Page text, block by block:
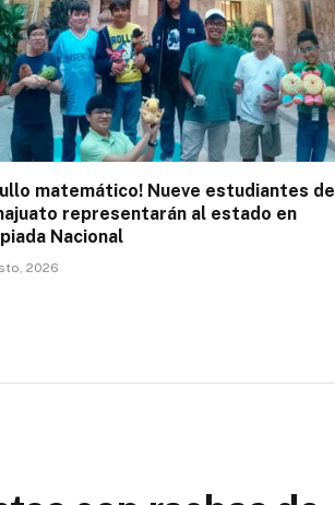
matemático! Nueve estudiantes de
representarán al estado en
Nacional
2026